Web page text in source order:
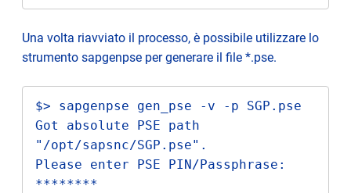
Una volta riavviato il processo, è possibile utilizzare lo
strumento sapgenpse per generare il file *.pse.
$> sapgenpse gen_pse -v -p SGP.pse
Got absolute PSE path
"/opt/sapsnc/SGP.pse".
Please enter PSE PIN/Passphrase:
********